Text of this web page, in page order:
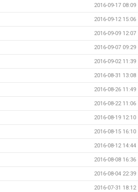
2016-09-17 08:09
2016-09-12 15:06
2016-09-09 12:07
2016-09-07 09:29
2016-09-02 11:39
2016-08-31 13:08
2016-08-26 11:49
2016-08-22 11:06
2016-08-19 12:10
2016-08-15 16:10
2016-08-12 14:44
2016-08-08 16:36
2016-08-04 22:39
2016-07-31 18:12